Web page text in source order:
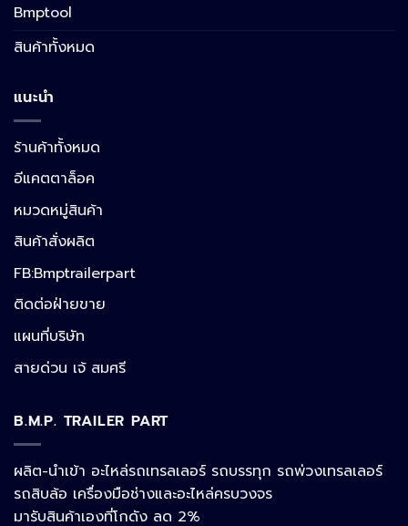
Bmptool
สินค้าทั้งหมด
แนะนำ
ร้านค้าทั้งหมด
อีแคตตาล็อค
หมวดหมู่สินค้า
สินค้าสั่งผลิต
FB:Bmptrailerpart
ติดต่อฝ่ายขาย
แผนที่บริษัท
สายด่วน เจ้ สมศรี
B.M.P. TRAILER PART
ผลิต-นำเข้า อะไหล่รถเทรลเลอร์ รถบรรทุก รถพ่วงเทรลเลอร์
รถสิบล้อ เครื่องมือช่างและอะไหล่ครบวงจร
มารับสินค้าเองที่โกดัง ลด 2%